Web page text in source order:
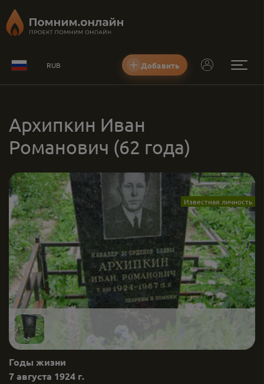
RUB Добавить
Архипкин Иван
Романович (62 года)
Известная личность
Годы жизни
7 августа 1924 г.